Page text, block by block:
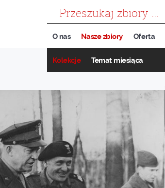
O nas Nasze zbiory
Kolekcje Temat miesiąca
Oferta